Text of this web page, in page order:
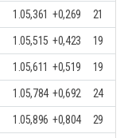
1.05,361 +0,269 21
1.05,515 +0,423 19
1.05,611 +0,519 19
1.05,784 +0,692 24
1.05,896 +0,804 29